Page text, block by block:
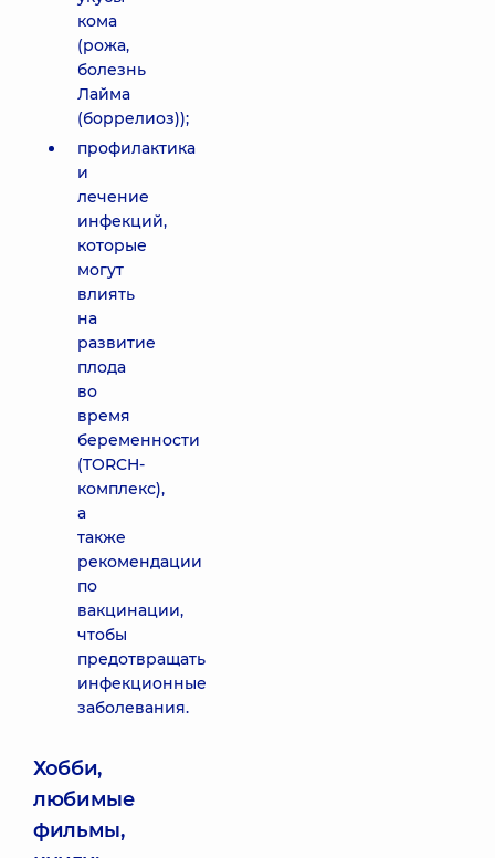
кома
(рожа,
болезнь
Лайма
(боррелиоз));
профилактика
и
лечение
инфекций,
которые
могут
влиять
на
развитие
плода
во
время
беременности
(TORCH-
комплекс),
а
также
рекомендации
по
вакцинации,
чтобы
предотвращать
инфекционные
заболевания.
Хобби,
любимые
фильмы,